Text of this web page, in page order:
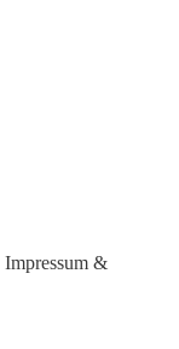
Impressum &